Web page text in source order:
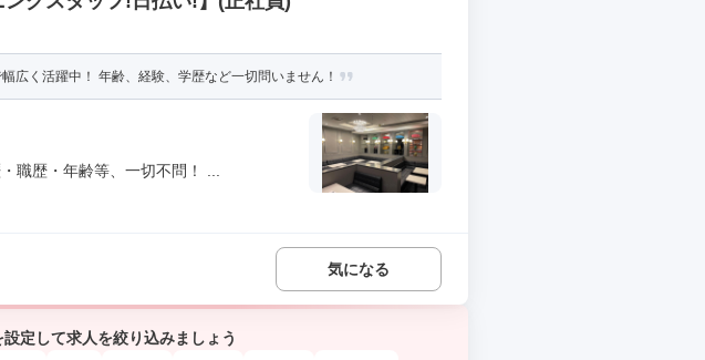
広く活躍中！ 年齢、経験、学歴など一切問いません！
職歴・年齢等、一切不問！ ...
気になる
設定して求人を絞り込みましょう